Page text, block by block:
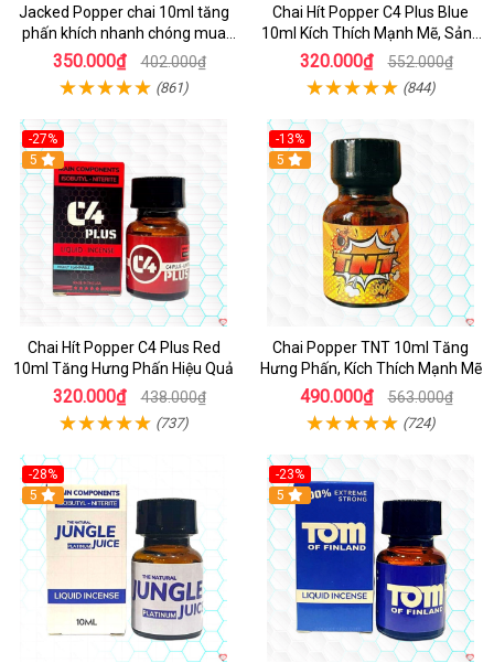
Jacked Popper chai 10ml tăng
phấn khích nhanh chóng mua
ngay
350.000₫ 402.000₫
(861)
Chai Hít Popper C4 Plus Blue
10ml Kích Thích Mạnh Mẽ, Sảng
Khoái
320.000₫ 552.000₫
(844)
-27%
5
Chai Hít Popper C4 Plus Red
10ml Tăng Hưng Phấn Hiệu Quả
320.000₫ 438.000₫
(737)
-13%
5
Chai Popper TNT 10ml Tăng
Hưng Phấn, Kích Thích Mạnh Mẽ
490.000₫ 563.000₫
(724)
-28%
5
-23%
5